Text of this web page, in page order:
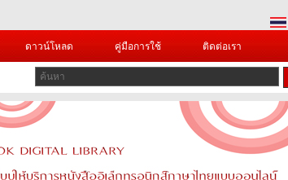
ดาวน์โหลด คู่มือการใช้ ติดต่อเรา